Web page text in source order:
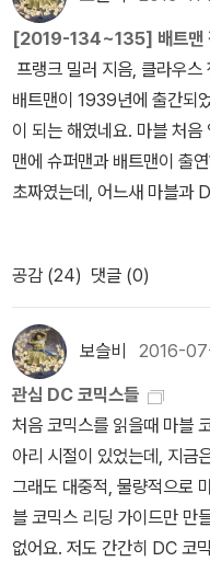
만,영화나 액션을 기대하고
을 펼치면서도 배트맨이 자
일쑤여서 독자들은내가 액
지 헷갈릴 정도이기 때문이
넘기면서 보길 좋아하는 사
덴트나 조커도,단지 배트맨
지 않으므로,영화판만 기대
한다.필자도 이 책을 구매하
무지에 의한 일이였고,배트
을 이해하고 난 이후에야 이
허쉬처럼 세련되고 OVA애
하고 색채도 텁텁하지만 그
을 만들어 내는것이 아닐까
[2019-134~135] 배트맨
프랭크 밀러 지음, 클라우
배트맨이 1939년에 출간되
이 되는 해였네요. 마블 처
맨에 슈퍼맨과 배트맨이 출
초짜였는데, 어느새 마블과
블 세계관을 아우르며 읽어
쪽으로 중점을 두어 읽었어
읽은것 같습니다.^^ 아무래
않는것은 국내에 많이 출판
출간 순서대로 읽었어요. 그
는데, 초기 국내에 출간된 배
맨 단독 출간작이 많아서 전
로 이야기가 끝맺기 때문에
밀러의 '다크나이트 리턴즈'
라면 너무 복고적인 그림과
요. (30년전의 그림이라 생
공감 (24) 댓글 (0)
보슬비 2016-
관심 DC 코믹스들
처음 코믹스를 읽을때 마블
아리 시절이 있었는데, 지금
그래도 대중적, 물량적으로
블 코믹스 리딩 가이드만 만
없어요. 저도 간간히 DC 코